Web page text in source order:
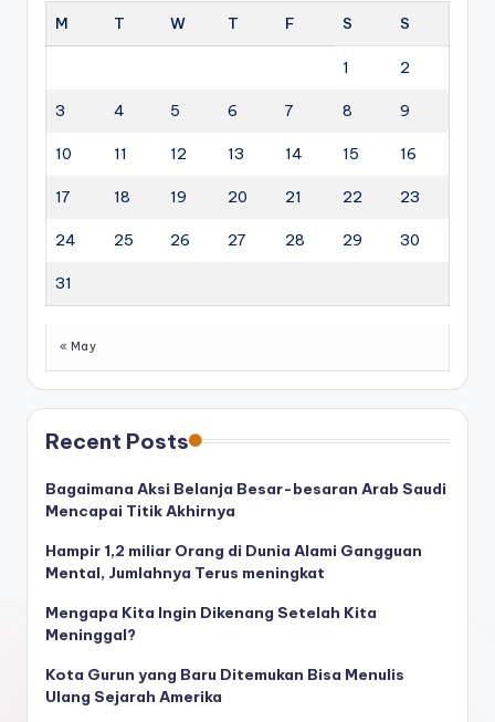
M
T W T F S S
1 2
3 4 5 6 7 8 9
10 11 12 13 14 15 16
17 18 19 20 21 22 23
24 25 26 27 28 29 30
31
« May
Recent Posts
Bagaimana Aksi Belanja Besar-besaran Arab Saudi
Mencapai Titik Akhirnya
Hampir 1,2 miliar Orang di Dunia Alami Gangguan
Mental, Jumlahnya Terus meningkat
Mengapa Kita Ingin Dikenang Setelah Kita
Meninggal?
Kota Gurun yang Baru Ditemukan Bisa Menulis
Ulang Sejarah Amerika